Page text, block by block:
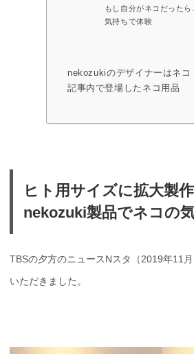
もし自分がネコだった
気持ちで体験
nekozukiのデザイナーはネコ
記事内で登場したネコ用品
ヒト用サイズに拡大製
nekozuki製品でネコの
TBSの夕方のニュースNスタ（2019年11
いただきました。